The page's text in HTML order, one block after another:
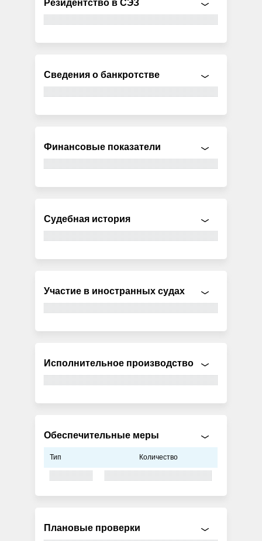
Резидентство в СЭЗ
Сведения о банкротстве
Финансовые показатели
Судебная история
Участие в иностранных судах
Исполнительное производство
Обеспечительные меры
Тип Количество
Плановые проверки